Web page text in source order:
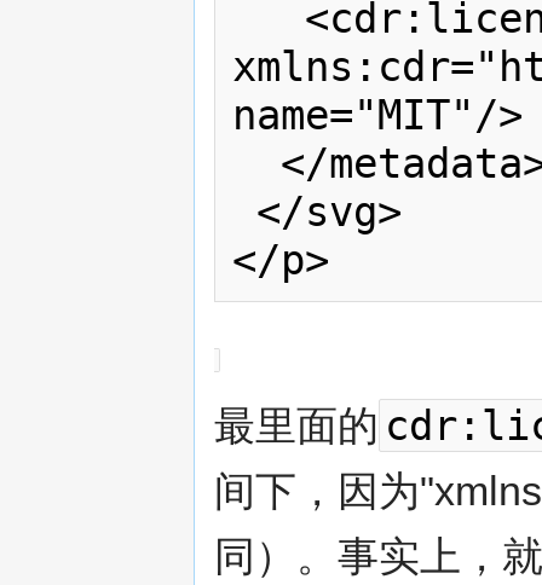
name="MIT"/>
最里面的
间下，因为
同）。事实上，